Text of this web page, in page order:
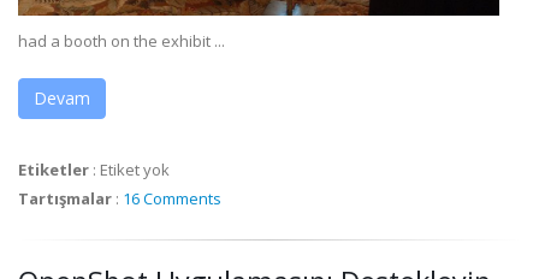
had a booth on the exhibit ...
Devam
Etiketler : Etiket yok
Tartışmalar : 16 Comments